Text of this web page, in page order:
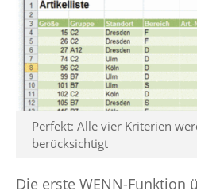
Perfekt: Alle vier Kriterien
berücksichtigt
Die erste WENN-Funktion